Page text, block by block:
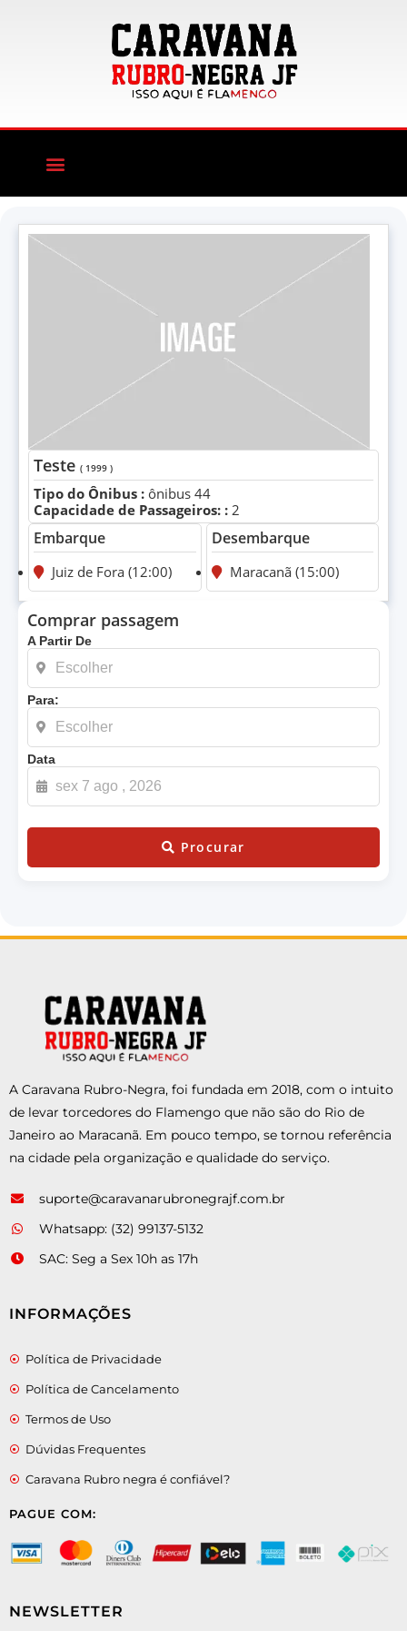
Teste ( 1999 )
Tipo do Ônibus : ônibus 44
Capacidade de Passageiros: : 2
Embarque
Juiz de Fora (12:00)
Desembarque
Maracanã (15:00)
Comprar passagem
A Partir De
Para:
Data
Procurar
A Caravana Rubro-Negra, foi fundada em 2018, com o intuito
de levar torcedores do Flamengo que não são do Rio de
Janeiro ao Maracanã. Em pouco tempo, se tornou referência
na cidade pela organização e qualidade do serviço.
suporte@caravanarubronegrajf.com.br
Whatsapp: (32) 99137-5132
SAC: Seg a Sex 10h as 17h
INFORMAÇÕES
Política de Privacidade
Política de Cancelamento
Termos de Uso
Dúvidas Frequentes
Caravana Rubro negra é confiável?
PAGUE COM:
NEWSLETTER